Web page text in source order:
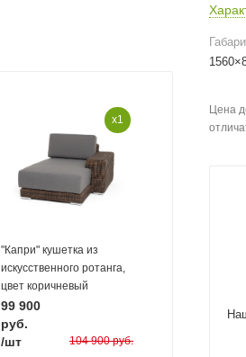
x1
"Капри" кушетка из
искусственного ротанга,
цвет коричневый
99 900
руб.
/шт
104 900руб.
Цена